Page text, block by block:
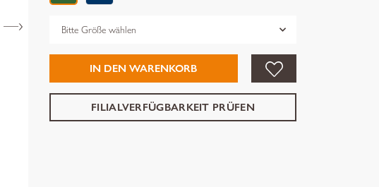
Grösse
IN DEN WARENKORB
FILIALVERFÜGBARKEIT PRÜFEN